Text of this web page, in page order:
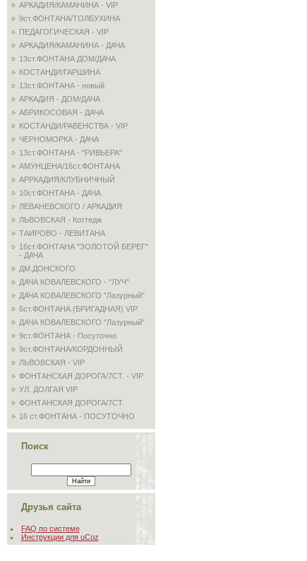
АРКАДИЯ/КАМАНИНА - VIP
9ст.ФОНТАНА/ТОЛБУХИНА
ПЕДАГОГИЧЕСКАЯ - VIP
АРКАДИЯ/КАМАНИНА - ДАЧА
13ст.ФОНТАНА ДОМ/ДАЧА
КОСТАНДИ/ГАРШИНА
13ст.ФОНТАНА - новый
АРКАДИЯ - ДОМ/ДАЧА
АБРИКОСОВАЯ - ДАЧА
КОСТАНДИ/РАВЕНСТВА - VIP
ЧЕРНОМОРКА - ДАЧА
13ст.ФОНТАНА - "РИВЬЕРА"
АМУНЦЕНА/16ст.ФОНТАНА
АРРКАДИЯ/КЛУБНИЧНЫЙ
10ст.ФОНТАНА - ДАЧА
ЛЕВАНЕВСКОГО / АРКАДИЯ
ЛЬВОВСКАЯ - Коттедж
ТАИРОВО - ЛЕВИТАНА
16ст.ФОНТАНА "ЗОЛОТОЙ БЕРЕГ"
- ДАЧА
ДМ.ДОНСКОГО
ДАЧА КОВАЛЕВСКОГО - "ЛУЧ"
ДАЧА КОВАЛЕВСКОГО "Лазурный"
6ст.ФОНТАНА (БРИГАДНАЯ) VIP
ДАЧА КОВАЛЕВСКОГО "Лазурный"
9ст.ФОНТАНА - Посуточно
9ст.ФОНТАНА/КОРДОННЫЙ
ЛЬВОВСКАЯ - VIP
ФОНТАНСКАЯ ДОРОГА/7СТ. - VIP
УЛ. ДОЛГАЯ VIP
ФОНТАНСКАЯ ДОРОГА/7СТ.
16 ст.ФОНТАНА - ПОСУТОЧНО
Поиск
Друзья сайта
FAQ по системе
Инструкции для uCoz